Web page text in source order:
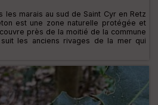
les marais au sud de Saint Cyr en Retz
est une zone naturelle protégée et
près de la moitié de la commune
les anciens rivages de la mer qui